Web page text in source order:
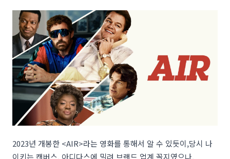
2023년 개봉한 <AIR>라는 영화를 통해서 알 수 있듯이,당시 나
이키는 캔버스, 아디다스에 밀려 브랜드 업계 꼴지였으나,